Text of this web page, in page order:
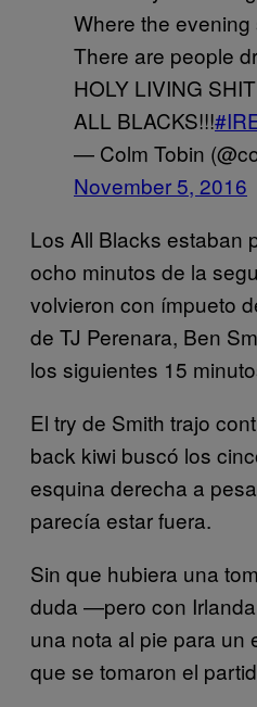
Where the
There are people
HOLY LIVING
ALL BLACKS!!!
— Colm Tobin
November 5, 2016
Los All Blacks estaban
ocho minutos de la
volvieron con ímpueto
de TJ Perenara, Ben
los siguientes 15
El try de Smith trajo
back kiwi buscó los
esquina derecha a
parecía estar fuera.
Sin que hubiera una
duda —pero con
una nota al pie para un
que se tomaron el